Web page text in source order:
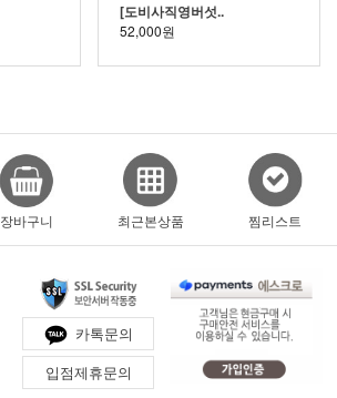
[도비사직영버섯..
52,000원
장바구니 최근본상품 찜리스트
카톡문의
입점제휴문의